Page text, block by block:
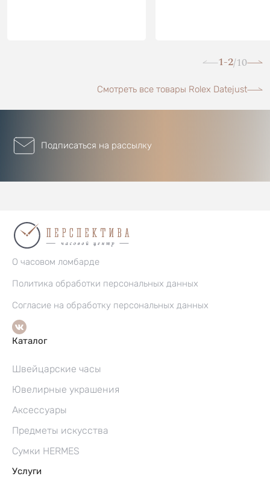
1-2/10
Смотреть все товары Rolex Datejust
Подписаться на рассылку
О часовом ломбарде
Политика обработки персональных данных
Согласие на обработку персональных данных
Каталог
Швейцарские часы
Ювелирные украшения
Аксессуары
Предметы искусства
Сумки HERMES
Услуги